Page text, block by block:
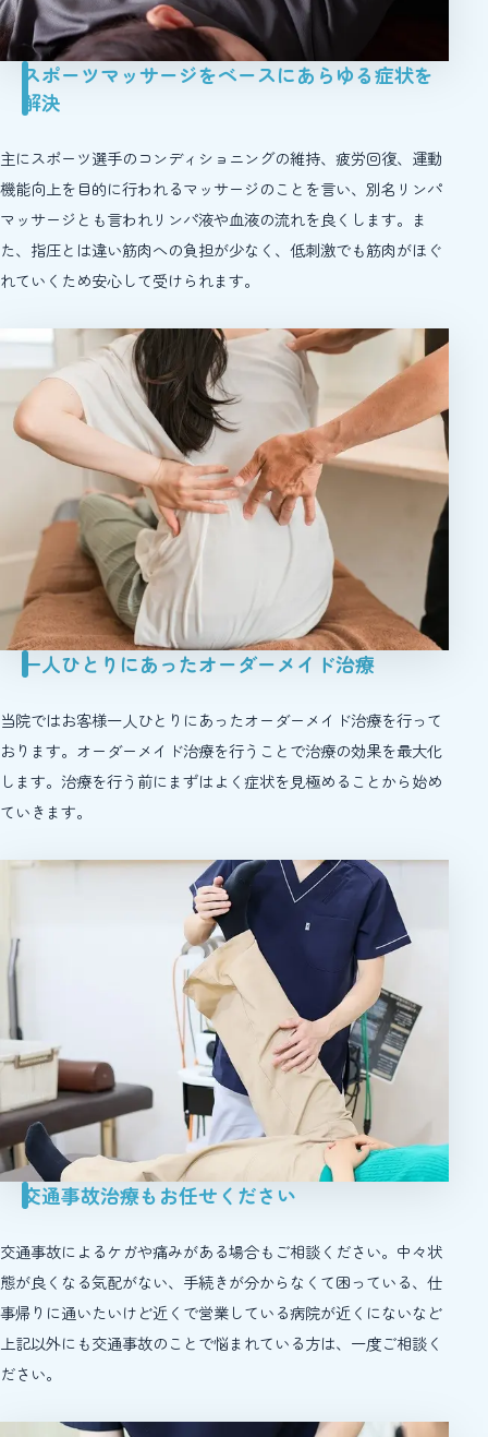
スポーツマッサージをベースにあらゆる症状を
解決
主にスポーツ選手のコンディショニングの維持、疲労回復、運動
機能向上を目的に行われるマッサージのことを言い、別名リンパ
マッサージとも言われリンパ液や血液の流れを良くします。ま
た、指圧とは違い筋肉への負担が少なく、低刺激でも筋肉がほぐ
れていくため安心して受けられます。
一人ひとりにあったオーダーメイド治療
当院ではお客様一人ひとりにあったオーダーメイド治療を行って
おります。オーダーメイド治療を行うことで治療の効果を最大化
します。治療を行う前にまずはよく症状を見極めることから始め
ていきます。
交通事故治療もお任せください
交通事故によるケガや痛みがある場合もご相談ください。中々状
態が良くなる気配がない、手続きが分からなくて困っている、仕
事帰りに通いたいけど近くで営業している病院が近くにないなど
上記以外にも交通事故のことで悩まれている方は、一度ご相談く
ださい。